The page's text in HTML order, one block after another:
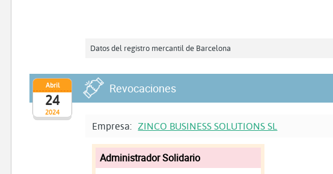
Datos del registro mercantil de Barcelona
2024
Abril
24
Revocaciones
Empresa: ZINCO BUSINESS SOLUTIONS SL
Administrador Solidario